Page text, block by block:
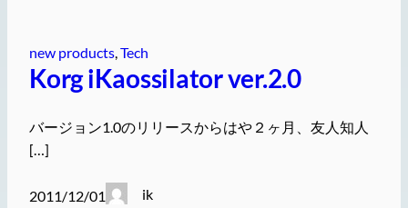
new products Tech
Korg iKaossilator ver.2.0
バージョン1.0のリリースからはや２ヶ月、友人知人
[…]
2011/12/01 ik